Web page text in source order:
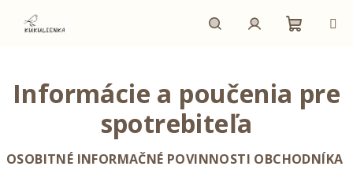
obsah
košík
Informácie a poučenia pre
spotrebiteľa
OSOBITNÉ INFORMAČNÉ POVINNOSTI OBCHODNÍKA